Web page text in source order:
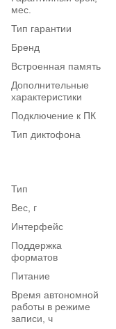
мес.
Тип гарантии
Бренд
Встроенная память
Дополнительные
характеристики
Подключение к ПК
Тип диктофона
Тип
Вес, г
Интерфейс
Поддержка
форматов
Питание
Время автономной
работы в режиме
записи, ч